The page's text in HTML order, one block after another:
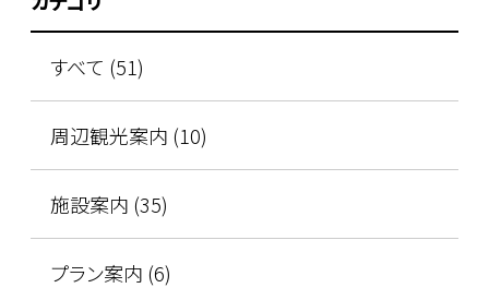
すべて (51)
周辺観光案内 (10)
施設案内 (35)
プラン案内 (6)